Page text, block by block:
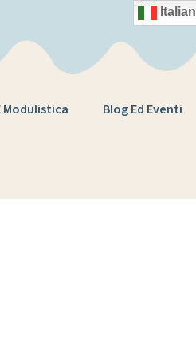
Modulistica Blog Ed Eventi
Italian